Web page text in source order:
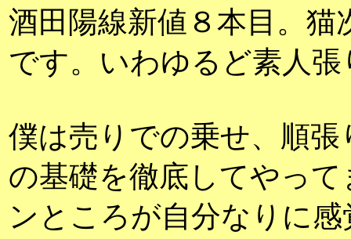
酒田陽線新値８本目。
です。いわゆるど素人
僕は売りでの乗せ、順
の基礎を徹底してやっ
ンところが自分なりに